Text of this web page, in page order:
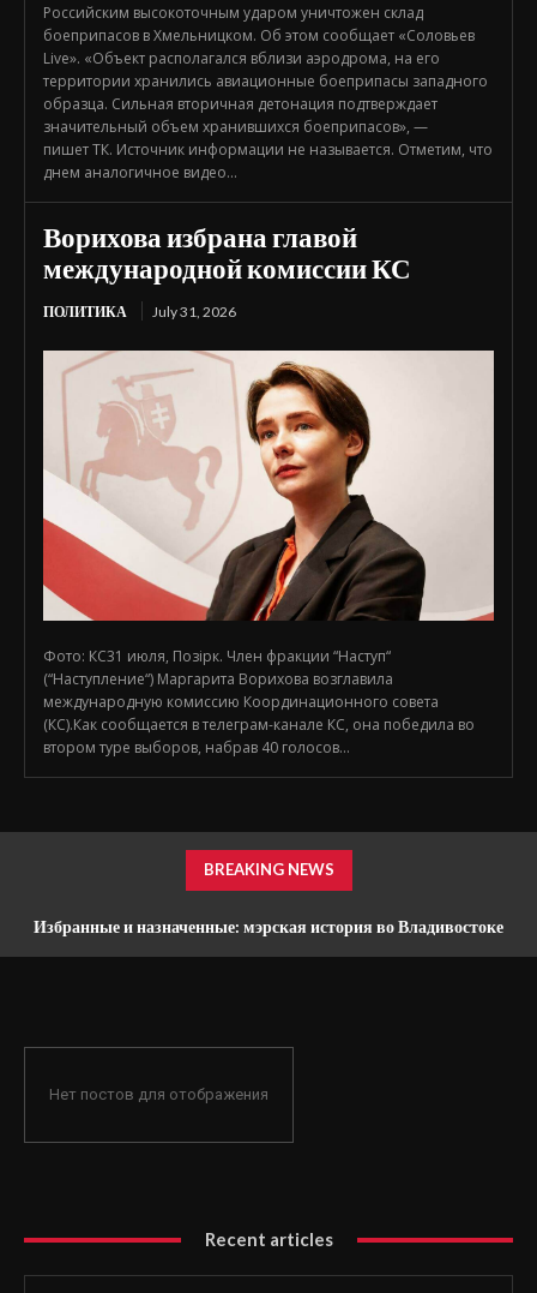
Российским высокоточным ударом уничтожен склад
боеприпасов в Хмельницком. Об этом сообщает «Соловьев
Live». «Объект располагался вблизи аэродрома, на его
территории хранились авиационные боеприпасы западного
образца. Сильная вторичная детонация подтверждает
значительный объем хранившихся боеприпасов», —
пишет ТК. Источник информации не называется. Отметим, что
днем аналогичное видео...
Ворихова избрана главой
международной комиссии КС
ПОЛИТИКА July 31, 2026
Фото: КС31 июля, Позірк. Член фракции “Наступ“
(“Наступление“) Маргарита Ворихова возглавила
международную комиссию Координационного совета
(КС).Как сообщается в телеграм-канале КС, она победила во
втором туре выборов, набрав 40 голосов...
BREAKING NEWS
Избранные и назначенные: мэрская история во Владивостоке
Нет постов для отображения
Recent articles